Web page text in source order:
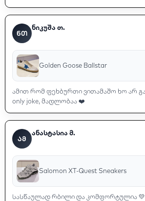
ᲜᲗ
ნიკუშა თ.
Golden Goose Ballstar
ამით რომ ფეხბურთი ვითამაშო ხო არ
only joke, მადლობაა ❤️
ᲐᲛ
ანასტასია მ.
Salomon XT-Quest Sneakers
სასწაულად რბილი და კომფორტულია